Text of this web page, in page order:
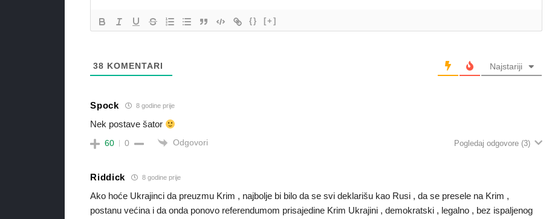
{} [+]
38 KOMENTARI Najstariji
Spock 8 godine prije
Nek postave šator
60 0 Odgovori Pogledaj odgovore (3)
Riddick 8 godine prije
Ako hoće Ukrajinci da preuzmu Krim , najbolje bi bilo da se svi deklarišu kao Rusi , da se presele na Krim ,
postanu većina i da onda ponovo referendumom prisajedine Krim Ukrajini , demokratski , legalno , bez ispaljenog